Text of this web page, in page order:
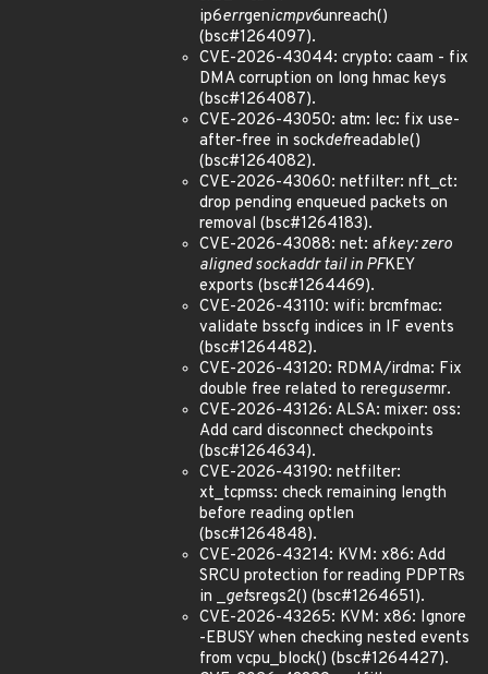
ip6errgenicmpv6unreach()
(bsc#1264097).
CVE-2026-43044: crypto: caam - fix
DMA corruption on long hmac keys
(bsc#1264087).
CVE-2026-43050: atm: lec: fix use-
after-free in sockdefreadable()
(bsc#1264082).
CVE-2026-43060: netfilter: nft_ct:
drop pending enqueued packets on
removal (bsc#1264183).
CVE-2026-43088: net: afkey: zero
aligned sockaddr tail in PFKEY
exports (bsc#1264469).
CVE-2026-43110: wifi: brcmfmac:
validate bsscfg indices in IF events
(bsc#1264482).
CVE-2026-43120: RDMA/irdma: Fix
double free related to reregusermr.
CVE-2026-43126: ALSA: mixer: oss:
Add card disconnect checkpoints
(bsc#1264634).
CVE-2026-43190: netfilter:
xt_tcpmss: check remaining length
before reading optlen
(bsc#1264848).
CVE-2026-43214: KVM: x86: Add
SRCU protection for reading PDPTRs
in _getsregs2() (bsc#1264651).
CVE-2026-43265: KVM: x86: Ignore
-EBUSY when checking nested events
from vcpu_block() (bsc#1264427).